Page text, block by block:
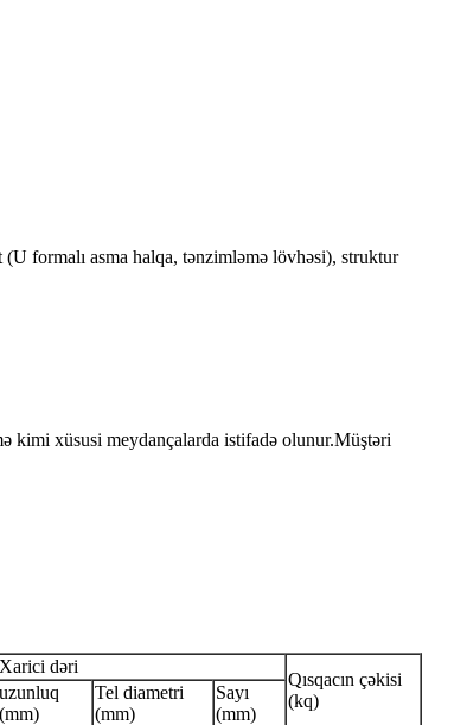
formalı asma halqa, tənzimləmə lövhəsi), struktur
kimi xüsusi meydançalarda istifadə olunur.Müştəri
Xarici dəri
Qısqacın çəkisi
(kq)
uzunluq
(mm)
Tel diametri
(mm)
Sayı
(mm)